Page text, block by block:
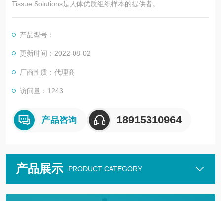
Tissue Solutions是人体优质组织样本的提供者。
产品型号：
更新时间：2022-08-02
厂商性质：代理商
访问量：1243
产品咨询 18915310964
产品展示 PRODUCT CATEGORY